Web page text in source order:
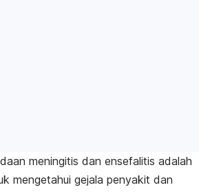
meningitis dan ensefalitis adalah
mengetahui gejala penyakit dan